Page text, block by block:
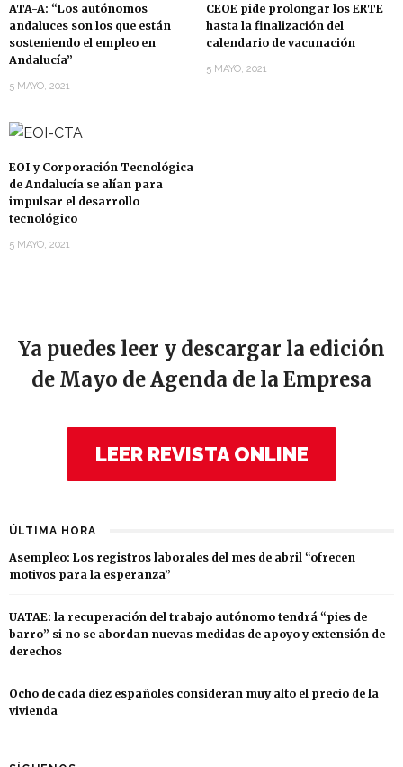
ATA-A: “Los autónomos
andaluces son los que están
sosteniendo el empleo en
Andalucía”
5 MAYO, 2021
CEOE pide prolongar los ERTE
hasta la finalización del
calendario de vacunación
5 MAYO, 2021
EOI y Corporación Tecnológica
de Andalucía se alían para
impulsar el desarrollo
tecnológico
5 MAYO, 2021
Ya puedes leer y descargar la edición
de Mayo de Agenda de la Empresa
LEER REVISTA ONLINE
ÚLTIMA HORA
Asempleo: Los registros laborales del mes de abril “ofrecen
motivos para la esperanza”
UATAE: la recuperación del trabajo autónomo tendrá “pies de
barro” si no se abordan nuevas medidas de apoyo y extensión de
derechos
Ocho de cada diez españoles consideran muy alto el precio de la
vivienda